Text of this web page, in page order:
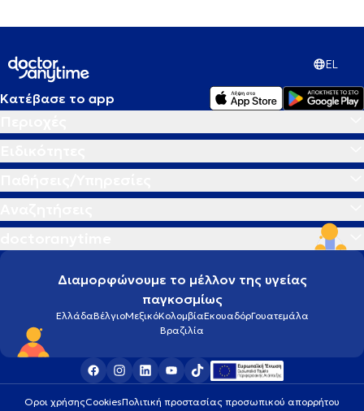
EL
Κατέβασε το app
Διαμορφώνουμε το μέλλον της υγείας
παγκοσμίως
ΕλλάδαΒέλγιοΜεξικόΚολομβίαΕκουαδόρΓουατεμάλα
Βραζιλία
Οροι χρήσηςCookiesΠολιτική προστασίας προσωπικού απορρήτου